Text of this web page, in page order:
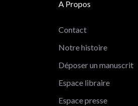
A Propos
Contact
Notre histoire
Déposer un manuscrit
Espace libraire
Espace presse